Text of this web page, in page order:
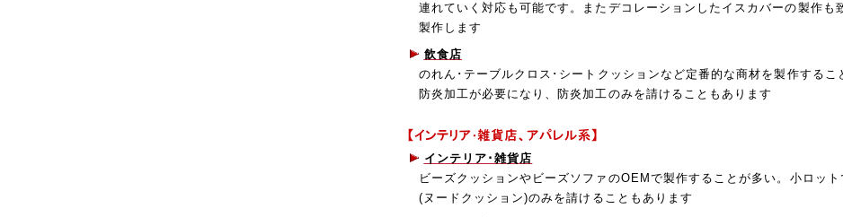
連れていく対応も可能です。またデコレーションしたイスカバーの製作も
製作します
飲食店
のれん･テーブルクロス･シートクッションなど定番的な商材を製作するこ
防炎加工が必要になり、防炎加工のみを請けることもあります
インテリア･雑貨店
ビーズクッションやビーズソファのOEMで製作することが多い。小ロッ
(ヌードクッション)のみを請けることもあります